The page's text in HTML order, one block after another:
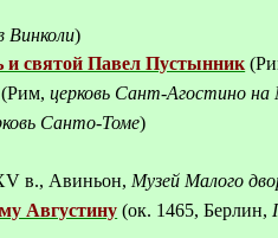
Винколи)
и святой Павел Пустынник
(Рим, церковь Сант-Агостино на
Санто-Томе)
в., Авиньон, Музей Малого
Августину (ок. 1465,Берлин,